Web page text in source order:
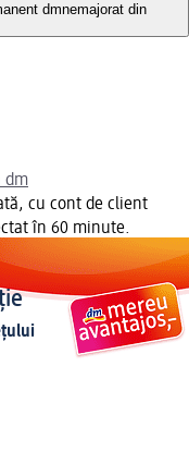
dmnemajorat din
dm
cu cont de client
în 60 minute.